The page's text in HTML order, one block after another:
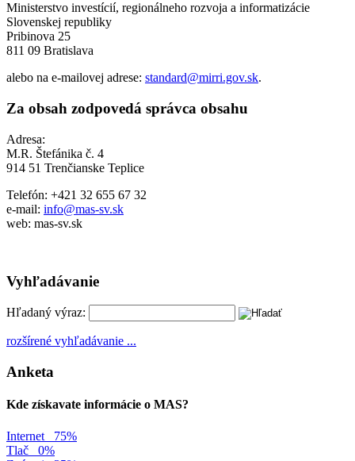
Ministerstvo investícií, regionálneho rozvoja a informatizácie
Slovenskej republiky
Pribinova 25
811 09 Bratislava
alebo na e-mailovej adrese: standard@mirri.gov.sk.
Za obsah zodpovedá správca obsahu
Adresa:
M.R. Štefánika č. 4
914 51 Trenčianske Teplice
Telefón: +421 32 655 67 32
e-mail: info@mas-sv.sk
web: mas-sv.sk
Vyhľadávanie
Hľadaný výraz:
rozšírené vyhľadávanie ...
Anketa
Kde získavate informácie o MAS?
Internet
75%
Tlač
0%